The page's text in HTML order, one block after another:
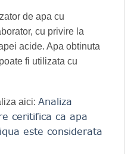
de apa cu
cu privire la
acide. Apa obtinuta
fi utilizata cu
aici: Analiza
ceritifica ca apa
este considerata